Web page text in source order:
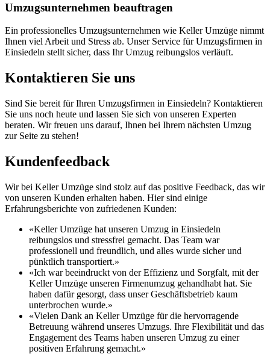
Umzugsunternehmen beauftragen
Ein professionelles Umzugsunternehmen wie Keller Umzüge nimmt
Ihnen viel Arbeit und Stress ab. Unser Service für Umzugsfirmen in
Einsiedeln stellt sicher, dass Ihr Umzug reibungslos verläuft.
Kontaktieren Sie uns
Sind Sie bereit für Ihren Umzugsfirmen in Einsiedeln? Kontaktieren
Sie uns noch heute und lassen Sie sich von unseren Experten
beraten. Wir freuen uns darauf, Ihnen bei Ihrem nächsten Umzug
zur Seite zu stehen!
Kundenfeedback
Wir bei Keller Umzüge sind stolz auf das positive Feedback, das wir
von unseren Kunden erhalten haben. Hier sind einige
Erfahrungsberichte von zufriedenen Kunden:
«Keller Umzüge hat unseren Umzug in Einsiedeln
reibungslos und stressfrei gemacht. Das Team war
professionell und freundlich, und alles wurde sicher und
pünktlich transportiert.»
«Ich war beeindruckt von der Effizienz und Sorgfalt, mit der
Keller Umzüge unseren Firmenumzug gehandhabt hat. Sie
haben dafür gesorgt, dass unser Geschäftsbetrieb kaum
unterbrochen wurde.»
«Vielen Dank an Keller Umzüge für die hervorragende
Betreuung während unseres Umzugs. Ihre Flexibilität und das
Engagement des Teams haben unseren Umzug zu einer
positiven Erfahrung gemacht.»